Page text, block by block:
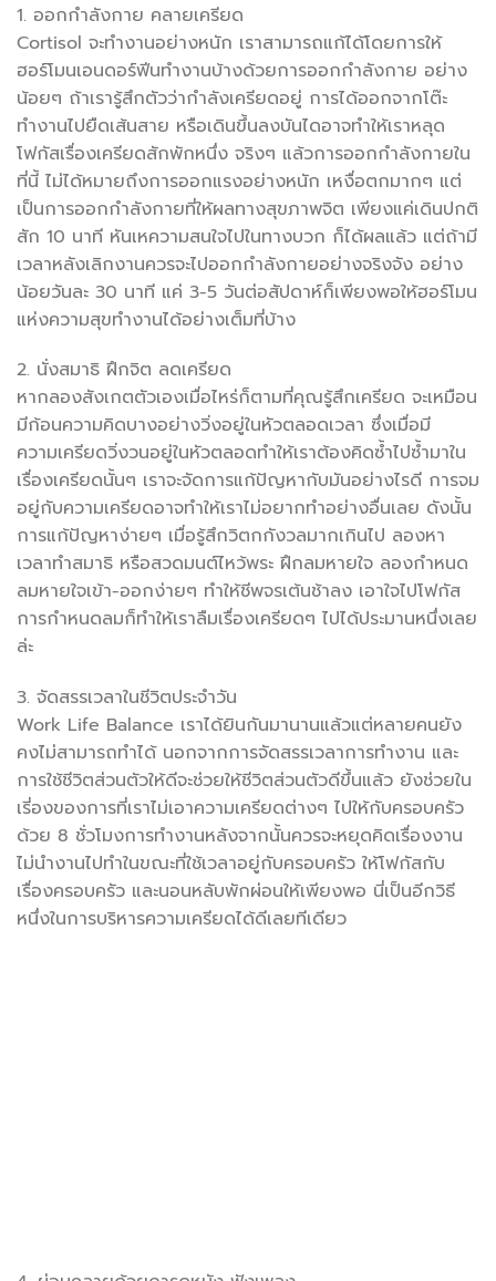
1. ออกกำลังกาย คลายเครียด
Cortisol จะทำงานอย่างหนัก เราสามารถแก้ได้โดยการให้
ฮอร์โมนเอนดอร์ฟีนทำงานบ้างด้วยการออกกำลังกาย อย่าง
น้อยๆ ถ้าเรารู้สึกตัวว่ากำลังเครียดอยู่ การได้ออกจากโต๊ะ
ทำงานไปยืดเส้นสาย หรือเดินขึ้นลงบันไดอาจทำให้เราหลุด
โฟกัสเรื่องเครียดสักพักหนึ่ง จริงๆ แล้วการออกกำลังกายใน
ที่นี้ ไม่ได้หมายถึงการออกแรงอย่างหนัก เหงื่อตกมากๆ แต่
เป็นการออกกำลังกายที่ให้ผลทางสุขภาพจิต เพียงแค่เดินปกติ
สัก 10 นาที หันเหความสนใจไปในทางบวก ก็ได้ผลแล้ว แต่ถ้ามี
เวลาหลังเลิกงานควรจะไปออกกำลังกายอย่างจริงจัง อย่าง
น้อยวันละ 30 นาที แค่ 3-5 วันต่อสัปดาห์ก็เพียงพอให้ฮอร์โมน
แห่งความสุขทำงานได้อย่างเต็มที่บ้าง
2. นั่งสมาธิ ฝึกจิต ลดเครียด
หากลองสังเกตตัวเองเมื่อไหร่ก็ตามที่คุณรู้สึกเครียด จะเหมือน
มีก้อนความคิดบางอย่างวิ่งอยู่ในหัวตลอดเวลา ซึ่งเมื่อมี
ความเครียดวิ่งวนอยู่ในหัวตลอดทำให้เราต้องคิดซ้ำไปซ้ำมาใน
เรื่องเครียดนั้นๆ เราจะจัดการแก้ปัญหากับมันอย่างไรดี การจม
อยู่กับความเครียดอาจทำให้เราไม่อยากทำอย่างอื่นเลย ดังนั้น
การแก้ปัญหาง่ายๆ เมื่อรู้สึกวิตกกังวลมากเกินไป ลองหา
เวลาทำสมาธิ หรือสวดมนต์ไหว้พระ ฝึกลมหายใจ ลองกำหนด
ลมหายใจเข้า-ออกง่ายๆ ทำให้ชีพจรเต้นช้าลง เอาใจไปโฟกัส
การกำหนดลมก็ทำให้เราลืมเรื่องเครียดๆ ไปได้ประมานหนึ่งเลย
ล่ะ
3. จัดสรรเวลาในชีวิตประจำวัน
Work Life Balance เราได้ยินกันมานานแล้วแต่หลายคนยัง
คงไม่สามารถทำได้ นอกจากการจัดสรรเวลาการทำงาน และ
การใช้ชีวิตส่วนตัวให้ดีจะช่วยให้ชีวิตส่วนตัวดีขึ้นแล้ว ยังช่วยใน
เรี่องของการที่เราไม่เอาความเครียดต่างๆ ไปให้กับครอบครัว
ด้วย 8 ชั่วโมงการทำงานหลังจากนั้นควรจะหยุดคิดเรื่องงาน
ไม่นำงานไปทำในขณะที่ใช้เวลาอยู่กับครอบครัว ให้โฟกัสกับ
เรื่องครอบครัว และนอนหลับพักผ่อนให้เพียงพอ นี่เป็นอีกวิธี
หนึ่งในการบริหารความเครียดได้ดีเลยทีเดียว